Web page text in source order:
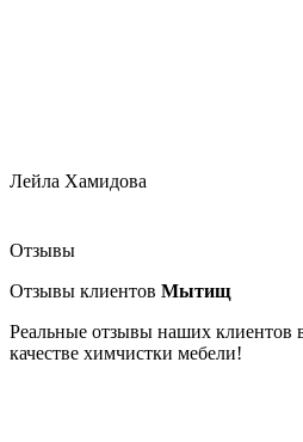
Лейла Хамидова
Отзывы
Отзывы клиентов Мытищ
Реальные отзывы наших клиентов
качестве химчистки мебели!